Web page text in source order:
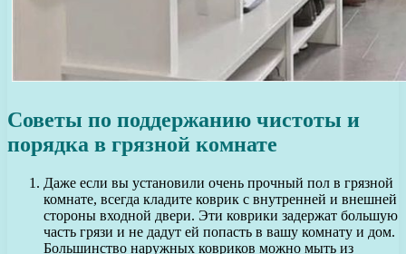
Советы по поддержанию чистоты и
порядка в грязной комнате
Даже если вы установили очень прочный пол в грязной
комнате, всегда кладите коврик с внутренней и внешней
стороны входной двери. Эти коврики задержат большую
часть грязи и не дадут ей попасть в вашу комнату и дом.
Большинство наружных ковриков можно мыть из